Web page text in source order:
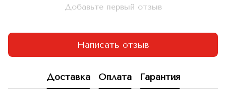
Добавьте первый отзыв
Написать отзыв
Доставка Оплата Гарантия